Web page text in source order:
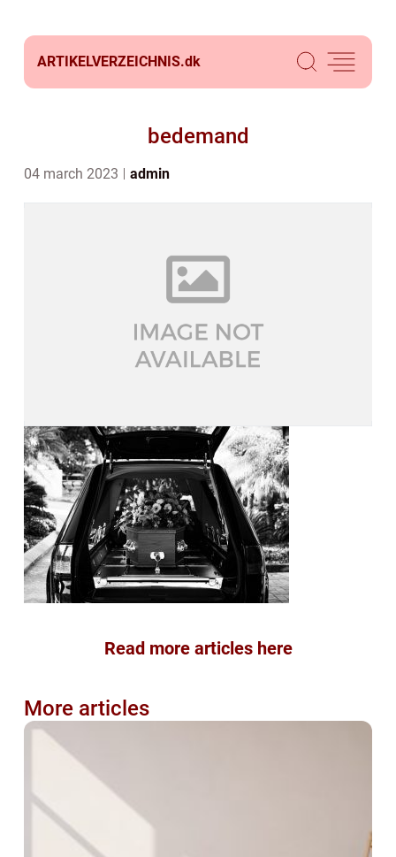
ARTIKELVERZEICHNIS.dk
bedemand
04 march 2023 admin
Read more articles here
More articles